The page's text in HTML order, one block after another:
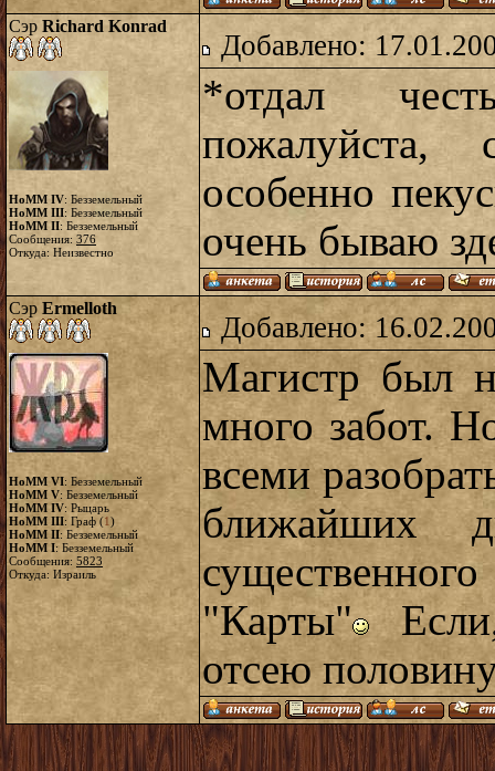
Сэр Richard Konrad
HoMM IV: Безземельный
HoMM III: Безземельный
HoMM II: Безземельный
Сообщения: 376
Откуда: Неизвестно
Добавлено:
*отдал
пожалуйста,
особенно
очень бываю
Сэр Ermelloth
HoMM VI: Безземельный
HoMM V: Безземельный
HoMM IV: Рыцарь
HoMM III: Граф (1)
HoMM II: Безземельный
HoMM I: Безземельный
Сообщения: 5823
Откуда: Израиль
Добавлено:
Магистр был
много забот.
всеми
ближайших
"Карты"
отсею